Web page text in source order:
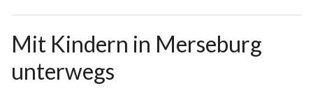
Mit Kindern in Merseburg
unterwegs